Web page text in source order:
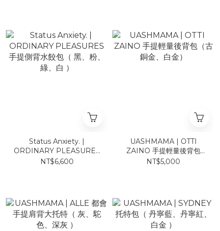
Status Anxiety. |
ORDINARY PLEASURES
手提側背水餃包（ 黑、粉、
NT$6,600
UASHMAMA | OTTI
ZAINO 手提輕量後背包
（古銅金、白金）
NT$5,000